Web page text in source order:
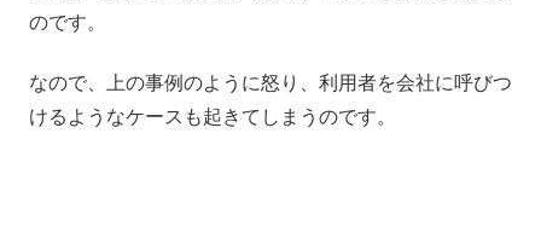
のです。
なので、上の事例のように怒り、利用者を会社に呼びつ
けるようなケースも起きてしまうのです。